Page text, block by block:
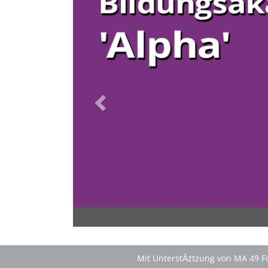
Ein stressfreier Kurzurlaub mit Selbstverpflegung, â€Ś
inklusive KĂźhl- und Catering-Support sowie
abendlichem Brennholz fĂźr das knisternde Lagerfeuer.
Im vertrauten Kreis die Natur erleben bei der'Green
im 'Nationalpark Donau-Auen' und genieĂŸen das
'Schlafnester CampLodges'
Mit UnterstĂźtzung von MA 49